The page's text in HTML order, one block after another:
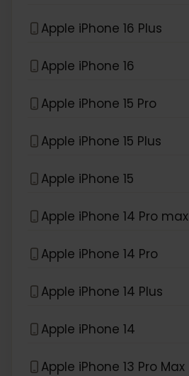
Apple iPhone 16 Plus
Apple iPhone 16
Apple iPhone 15 Pro
Apple iPhone 15 Plus
Apple iPhone 15
Apple iPhone 14 Pro max
Apple iPhone 14 Pro
Apple iPhone 14 Plus
Apple iPhone 14
Apple iPhone 13 Pro Max